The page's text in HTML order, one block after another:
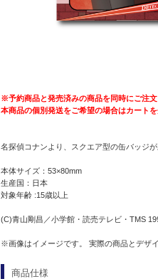
※予約商品と発売済みの商品を同時にご注
本商品の個別発送をご希望の場合はカート
名探偵コナンより、スクエア型の缶バッジ
本体サイズ：53×80mm
生産国：日本
対象年齢 :15歳以上
(C)青山剛昌／小学館・読売テレビ・TMS
※画像はイメージです。 実際の商品とデザ
商品仕様